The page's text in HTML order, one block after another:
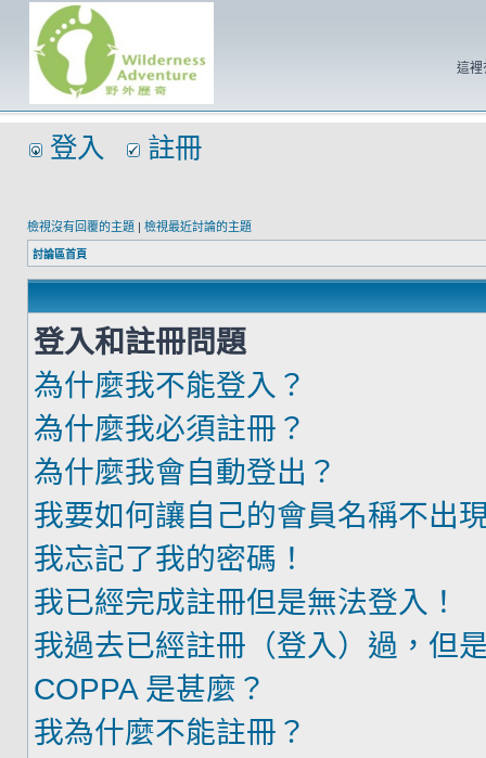
這裡
登入 註冊
檢視沒有回覆的主題 | 檢視最近討論的主題
討論區首頁
登入和註冊問題
為什麼我不能登入？
為什麼我必須註冊？
為什麼我會自動登出？
我要如何讓自己的會員名稱不出
我忘記了我的密碼！
我已經完成註冊但是無法登入！
我過去已經註冊（登入）過，但
COPPA 是甚麼？
我為什麼不能註冊？